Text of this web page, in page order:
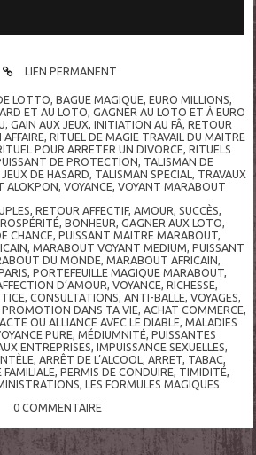
LIEN PERMANENT
LOTTO, BAGUE MAGIQUE, EURO MILLIONS,
ET AU LOTO, GAGNER AU LOTO ET À EURO
,GAIN AUX JEUX,INITIATION AU FÂ,RETOUR
AFFAIRE,RITUEL DE MAGIE TRAVAIL DU MAITRE
POUR ARRETER UN DIVORCE,RITUELS
DE PROTECTION, TALISMAN DE
DE HASARD, TALISMAN SPECIAL , TRAVAUX
ALOKPON,VOYANCE,VOYANT MARABOUT
,RETOUR AFFECTIF,AMOUR,SUCCÈS,
, BONHEUR, GAGNER AUX LOTO,
CHANCE, PUISSANT MAITRE MARABOUT,
,MARABOUT VOYANT MEDIUM,PUISSANT
DU MONDE,MARABOUT AFRICAIN,
,PORTEFEUILLE MAGIQUE MARABOUT,
D’AMOUR,VOYANCE,RICHESSE,
, CONSULTATIONS, ANTI-BALLE, VOYAGES,
PROMOTION DANS TA VIE,ACHAT COMMERCE,
OU ALLIANCE AVEC LE DIABLE,MALADIES
PURE,MÉDIUMNITÉ,PUISSANTES
ENTREPRISES,IMPUISSANCE SEXUELLES,
,ARRÊT DE L’ALCOOL,ARRET, TABAC,
, PERMIS DE CONDUIRE, TIMIDITÉ,
,LES FORMULES MAGIQUES
0 COMMENTAIRE